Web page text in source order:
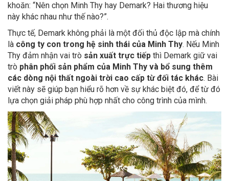
khoăn: “Nên chọn Minh Thy hay Demark? Hai thương hiệu
này khác nhau như thế nào?”.
Thực tế, Demark không phải là một đối thủ độc lập mà chính
là công ty con trong hệ sinh thái của Minh Thy. Nếu Minh
Thy đảm nhận vai trò sản xuất trực tiếp thì Demark giữ vai
trò phân phối sản phẩm của Minh Thy và bổ sung thêm
các dòng nội thất ngoài trời cao cấp từ đối tác khác. Bài
viết này sẽ giúp bạn hiểu rõ hơn về sự khác biệt đó, để từ đó
lựa chọn giải pháp phù hợp nhất cho công trình của mình.